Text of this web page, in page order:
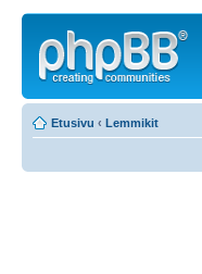
Etusivu ‹ Lemmikit